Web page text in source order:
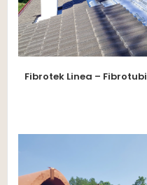
Fibrotek Linea – Fibrotubi